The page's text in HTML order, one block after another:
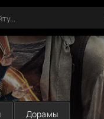
Дорамы